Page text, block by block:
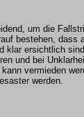
um die
bestehen, dass
klar ersichtlich
und bei
vermieden
werden.